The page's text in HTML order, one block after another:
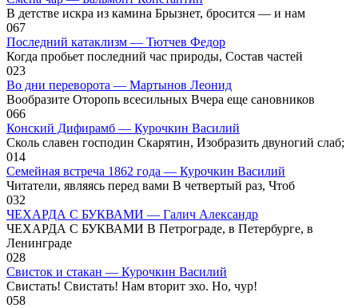
В детстве искра из камина Брызнет, бросится — и нам
067
Последний катаклизм — Тютчев Федор
Когда пробьет последний час природы, Состав частей
023
Во дни переворота — Мартынов Леонид
Вообразите Оторопь всесильных Вчера еще сановников
066
Конский Дифирамб — Курочкин Василий
Сколь славен господин Скарятин, Изобразить двуногий слаб;
014
Семейная встреча 1862 года — Курочкин Василий
Читатели, являясь перед вами В четвертый раз, Чтоб
032
ЧЕХАРДА С БУКВАМИ — Галич Александр
ЧЕХАРДА С БУКВАМИ В Петрограде, в Петербурге, в
Ленинграде
028
Свисток и стакан — Курочкин Василий
Свистать! Свистать! Нам вторит эхо. Но, чур!
058